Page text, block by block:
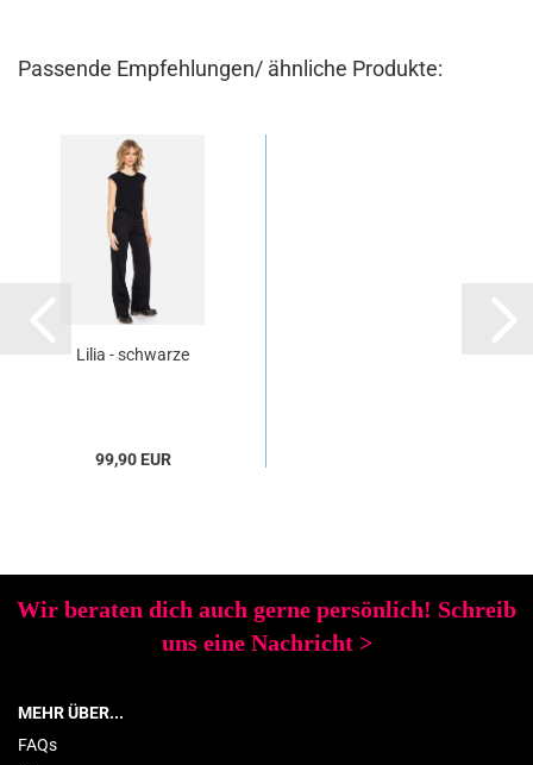
Passende Empfehlungen/ ähnliche Produkte:
Lilia - schwarze
99,90 EUR
Wir beraten dich auch gerne persönlich! Schreib
uns eine Nachricht >
MEHR ÜBER...
FAQs